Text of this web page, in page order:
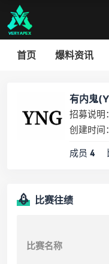
首页 爆料资讯
有内鬼
招募说明
创建时间
成员 4
比赛往绩
比赛名称